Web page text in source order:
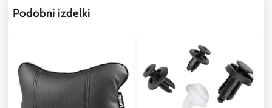
Podobni izdelki